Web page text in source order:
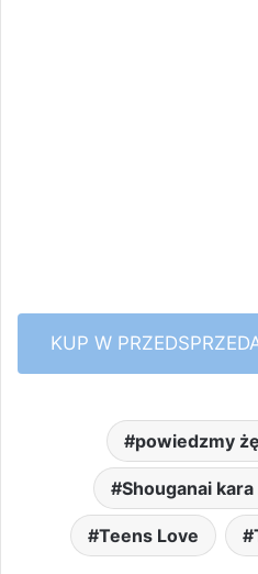
KUP W
powiedzmy
Shouganai
Teens Love